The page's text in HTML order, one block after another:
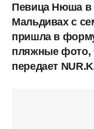
Певица Нюша в
Мальдивах с
пришла в
пляжные фото,
передает